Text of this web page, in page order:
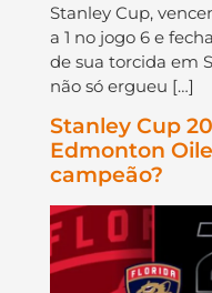
Stanley Cup,
a 1 no jogo 6 e
de sua torcida em
não só ergueu […]
Stanley Cup
Edmonton
campeão?